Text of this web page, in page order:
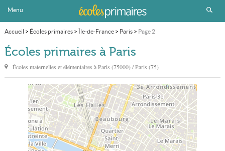
Menu
Accueil > Écoles primaires> Île-de-France> Paris> Page 2
Écoles primaires à Paris
Écoles maternelles et élémentaires àParis (75000) / Paris (75)